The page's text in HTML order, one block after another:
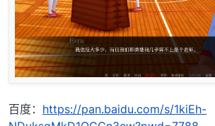
百度： https://pan.baidu.com/s/1kiEh-